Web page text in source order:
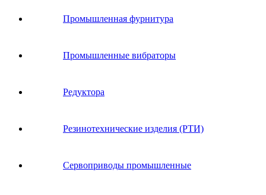
Промышленная фурнитура
Промышленные вибраторы
Редуктора
Резинотехнические изделия (РТИ)
Сервоприводы промышленные